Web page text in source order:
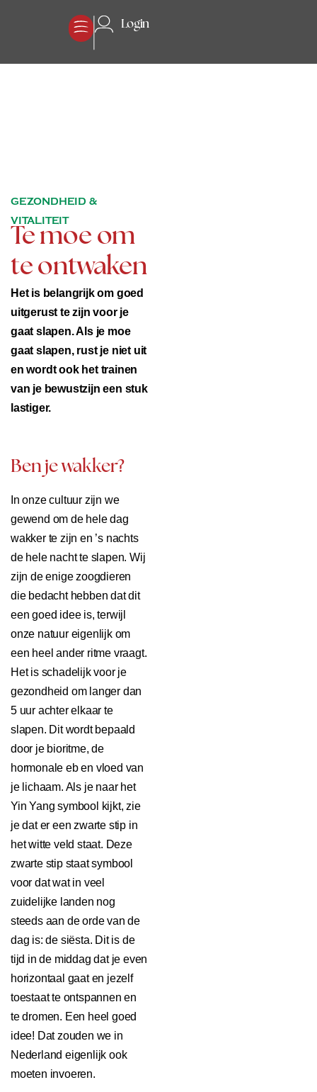
Login
GEZONDHEID &
VITALITEIT
Te moe om
te ontwaken
Het is belangrijk om goed
uitgerust te zijn voor je
gaat slapen. Als je moe
gaat slapen, rust je niet uit
en wordt ook het trainen
van je bewustzijn een stuk
lastiger.
Ben je wakker?
In onze cultuur zijn we
gewend om de hele dag
wakker te zijn en ’s nachts
de hele nacht te slapen. Wij
zijn de enige zoogdieren
die bedacht hebben dat dit
een goed idee is, terwijl
onze natuur eigenlijk om
een heel ander ritme vraagt.
Het is schadelijk voor je
gezondheid om langer dan
5 uur achter elkaar te
slapen. Dit wordt bepaald
door je bioritme, de
hormonale eb en vloed van
je lichaam. Als je naar het
Yin Yang symbool kijkt, zie
je dat er een zwarte stip in
het witte veld staat. Deze
zwarte stip staat symbool
voor dat wat in veel
zuidelijke landen nog
steeds aan de orde van de
dag is: de siësta. Dit is de
tijd in de middag dat je even
horizontaal gaat en jezelf
toestaat te ontspannen en
te dromen. Een heel goed
idee! Dat zouden we in
Nederland eigenlijk ook
moeten invoeren.